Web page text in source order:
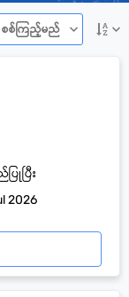
စစ်ကြည့်မည်
ြုပြီး
2026